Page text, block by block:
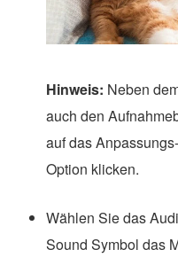
Hinweis: Neben
auch den
auf das
Option klicken.
Wählen Sie das
Sound Symbol das